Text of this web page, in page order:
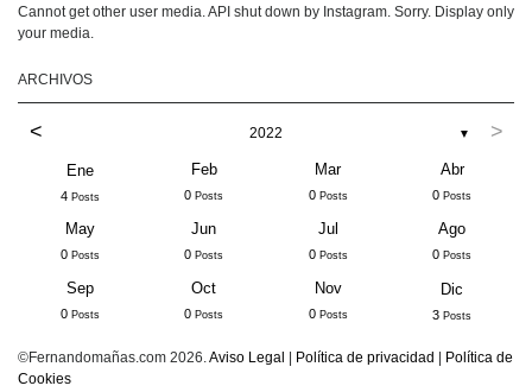
Cannot get other user media. API shut down by Instagram. Sorry. Display only
your media.
ARCHIVOS
< 2022 ▼ >
Ene
4 Posts
Feb
0 Posts
Mar
0 Posts
Abr
0 Posts
May
0 Posts
Jun
0 Posts
Jul
0 Posts
Ago
0 Posts
Sep
0 Posts
Oct
0 Posts
Nov
0 Posts
Dic
3 Posts
©Fernandomañas.com 2026.Aviso Legal Política de privacidad
Política de
Cookies